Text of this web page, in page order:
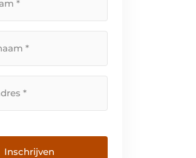
Inschrijven